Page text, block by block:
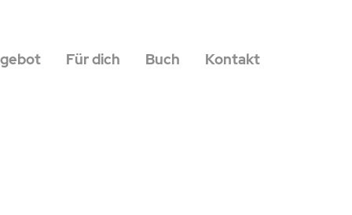
Für dich Buch Kontakt